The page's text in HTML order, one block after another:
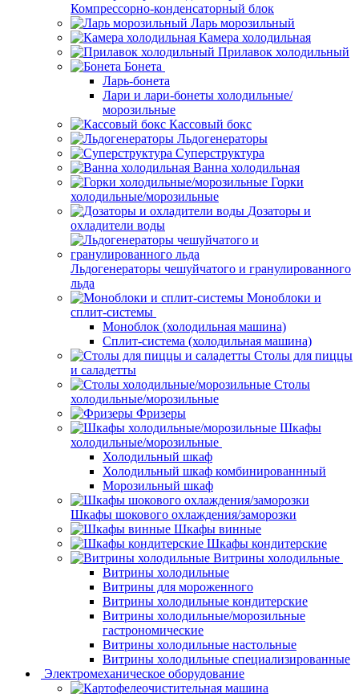
Компрессорно-конденсаторный блок
Ларь морозильный
Камера холодильная
Прилавок холодильный
Бонета
Ларь-бонета
Лари и лари-бонеты холодильные/
морозильные
Кассовый бокс
Льдогенераторы
Суперструктура
Ванна холодильная
Горки
холодильные/морозильные
Дозаторы и
охладители воды
Льдогенераторы чешуйчатого и гранулированного
льда
Моноблоки и
сплит-системы
Моноблок (холодильная машина)
Сплит-система (холодильная машина)
Столы для пиццы
и саладетты
Столы
холодильные/морозильные
Фризеры
Шкафы
холодильные/морозильные
Холодильный шкаф
Холодильный шкаф комбинированнный
Морозильный шкаф
Шкафы шокового охлаждения/заморозки
Шкафы винные
Шкафы кондитерские
Витрины холодильные
Витрины холодильные
Витрины для мороженного
Витрины холодильные кондитерские
Витрины холодильные/морозильные
гастрономические
Витрины холодильные настольные
Витрины холодильные специализированные
Электромеханическое оборудование